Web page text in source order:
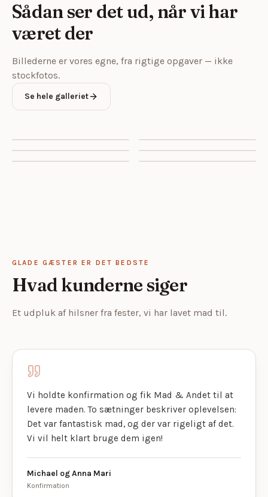
Sådan ser det ud, når vi har
været der
Billederne er vores egne, fra rigtige opgaver — ikke
stockfotos.
Se hele galleriet
GLADE GÆSTER ER DET BEDSTE
Hvad kunderne siger
Et udpluk af hilsner fra fester, vi har lavet mad til.
Vi holdte konfirmation og fik Mad & Andet til at
levere maden. To sætninger beskriver oplevelsen:
Det var fantastisk mad, og der var rigeligt af det.
Vi vil helt klart bruge dem igen!
Michael og Anna Mari
Konfirmation